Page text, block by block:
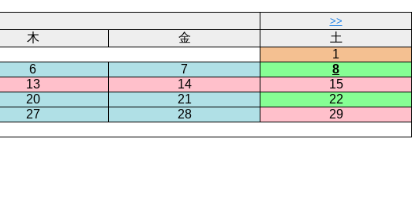
>>
木 金
土
1
6 7
8
13 14
15
20 21
22
27 28
29